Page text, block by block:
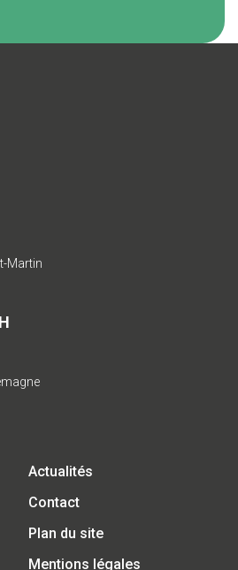
Martin
Actualités
Contact
Plan du site
Mentions légales